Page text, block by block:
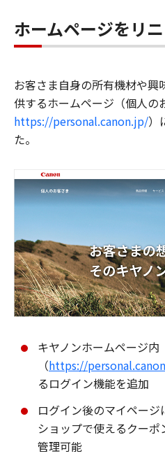
ホームページをリ
お客さま自身の所有機材や興
供するホームページ（個人の
https://personal.canon.jp/）
た。
キヤノンホームページ
（https://
るログイン機能を追加
ログイン後のマイペー
ショップで使えるクー
管理可能